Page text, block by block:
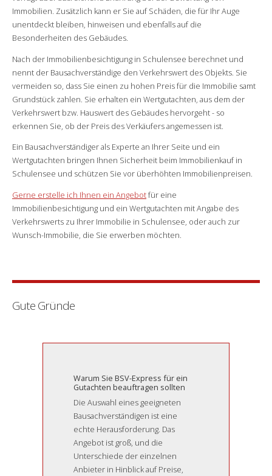
Immobilien. Zusätzlich kann er Sie auf Schäden, die für Ihr Auge
unentdeckt bleiben, hinweisen und ebenfalls auf die
Besonderheiten des Gebäudes.
Nach der Immobilienbesichtigung in Schulensee berechnet und
nennt der Bausachverständige den Verkehrswert des Objekts. Sie
vermeiden so, dass Sie einen zu hohen Preis für die Immobilie samt
Grundstück zahlen. Sie erhalten ein Wertgutachten, aus dem der
Verkehrswert bzw. Hauswert des Gebäudes hervorgeht - so
erkennen Sie, ob der Preis des Verkäufers angemessen ist.
Ein Bausachverständiger als Experte an Ihrer Seite und ein
Wertgutachten bringen Ihnen Sicherheit beim Immobilienkauf in
Schulensee und schützen Sie vor überhöhten Immobilienpreisen.
Gerne erstelle ich Ihnen ein Angebotfür eine
Immobilienbesichtigung und ein Wertgutachten mit Angabe des
Verkehrswerts zu Ihrer Immobilie in Schulensee, oder auch zur
Wunsch-Immobilie, die Sie erwerben möchten.
Gute Gründe
Warum Sie BSV-Express für ein
Gutachten beauftragen sollten
Die Auswahl eines geeigneten
Bausachverständigen ist eine
echte Herausforderung. Das
Angebot ist groß, und die
Unterschiede der einzelnen
Anbieter in Hinblick auf Preise,